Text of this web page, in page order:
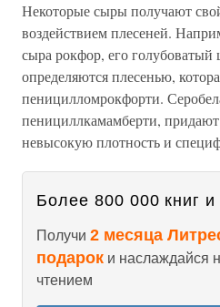
Некоторые сыры получают
воздействием плесеней.
сыра рокфор, его
определяются плесенью,
пеницилломрокфорти.
пенициллкамамберти,
невысокую плотность и
Более 800 000 книг и
Получи 2 месяца
подарок и наслаждайся
чтением